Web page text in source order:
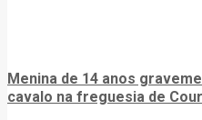
Menina de 14 anos
cavalo na freguesia de